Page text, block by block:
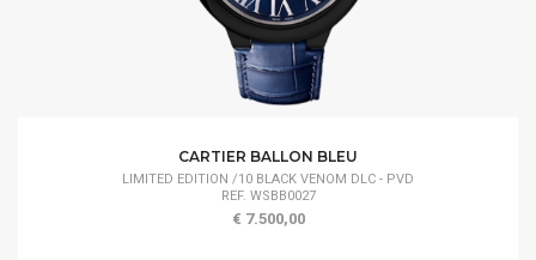
CARTIER BALLON BLEU
LIMITED EDITION /10 BLACK VENOM DLC - PVD
REF. WSBB0027
€ 7.500,00